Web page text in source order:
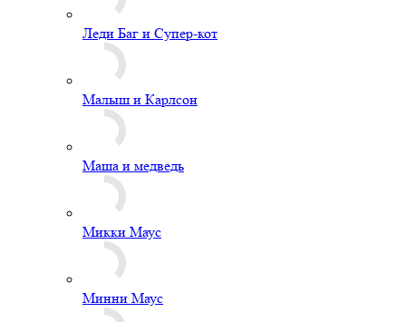
Леди Баг и Супер-кот
Малыш и Карлсон
Маша и медведь
Микки Маус
Минни Маус